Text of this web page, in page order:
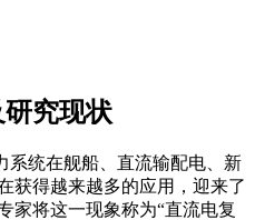
究现状
统在舰船、直流输配电、新
获得越来越多的应用，迎来了
家将这一现象称为“直流电复